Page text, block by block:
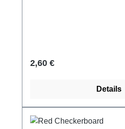
Regulärer Preis:
2,60 €
Details